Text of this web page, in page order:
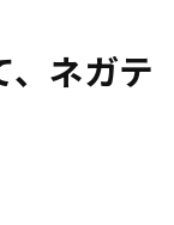
、ネガテ